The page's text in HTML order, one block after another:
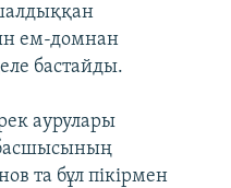
ем-домнан
бастайды.
аурулары
та бұл пікірмен